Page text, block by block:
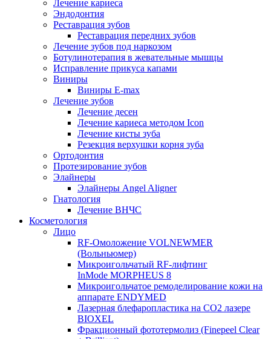
Лечение кариеса
Эндодонтия
Реставрация зубов
Реставрация передних зубов
Лечение зубов под наркозом
Ботулинотерапия в жевательные мышцы
Исправление прикуса капами
Виниры
Виниры E-max
Лечение зубов
Лечение десен
Лечение кариеса методом Icon
Лечение кисты зуба
Резекция верхушки корня зуба
Ортодонтия
Протезирование зубов
Элайнеры
Элайнеры Angel Aligner
Гнатология
Лечение ВНЧС
Косметология
Лицо
RF-Омоложение VOLNEWMER
(Вольньюмер)
Микроигольчатый RF-лифтинг
InMode MORPHEUS 8
Микроигольчатое ремоделирование кожи на
аппарате ENDYMED
Лазерная блефаропластика на CO2 лазере
BIOXEL
Фракционный фототермолиз (Finepeel Clear